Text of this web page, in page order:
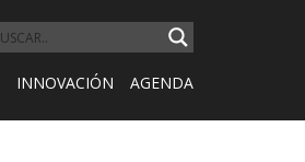
INNOVACIÓN AGENDA